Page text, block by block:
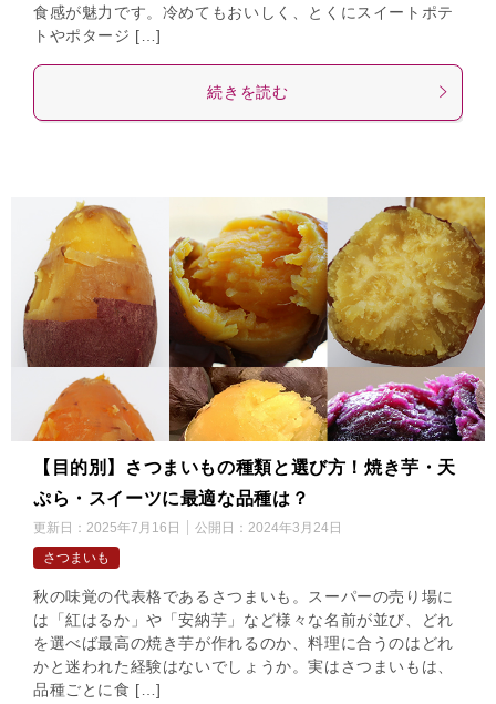
食感が魅力です。冷めてもおいしく、とくにスイートポテ
トやポタージ […]
続きを読む
【目的別】さつまいもの種類と選び方！焼き芋・天
ぷら・スイーツに最適な品種は？
更新日： 2025年7月16日 公開日： 2024年3月24日
さつまいも
秋の味覚の代表格であるさつまいも。スーパーの売り場に
は「紅はるか」や「安納芋」など様々な名前が並び、どれ
を選べば最高の焼き芋が作れるのか、料理に合うのはどれ
かと迷われた経験はないでしょうか。実はさつまいもは、
品種ごとに食 […]